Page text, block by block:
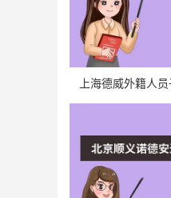
上海德威外籍人
IGCSE+IB课